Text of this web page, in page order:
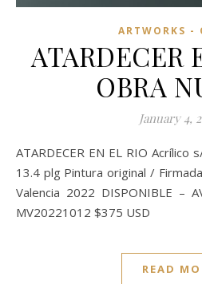
ARTWORKS -
ATARDECER
OBRA
January 4,
ATARDECER EN EL RIO Acrílico s/tela 36 x 34 cm – 14.2 x
13.4 plg Pintura original /
Valencia 2022 DISPONIBLE –
MV20221012 $375 USD
READ